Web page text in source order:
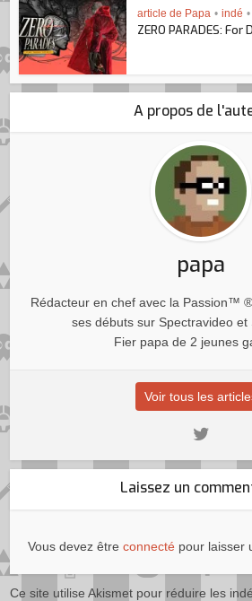
article de Papa • indé •
ZERO PARADES: For
A propos de
papa
Rédacteur en chef avec la Passion™
ses débuts sur Spectravideo et
Fier papa de 2 jeunes
Voir tous les
Laissez un
Vous devez êtreconnecté pour laisser
Ce site utilise Akismet pour réduire les